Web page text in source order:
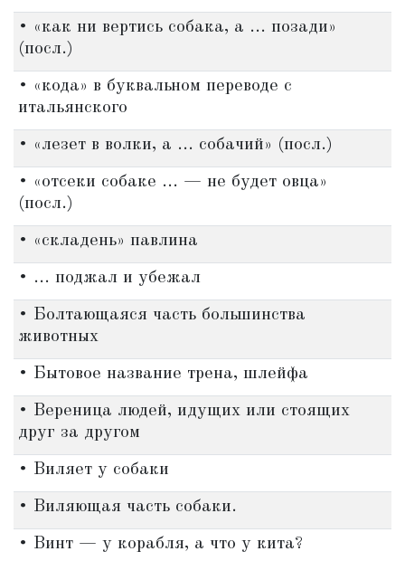
• «как ни вертись собака, а ... позади»
(посл.)
• «кода» в буквальном переводе с
итальянского
• «лезет в волки, а ... собачий» (посл.)
• «отсеки собаке ... — не будет овца»
(посл.)
• «складень» павлина
• ... поджал и убежал
• Болтающаяся часть большинства
животных
• Бытовое название трена, шлейфа
• Вереница людей, идущих или стоящих
друг за другом
• Виляет у собаки
• Виляющая часть собаки.
• Винт — у корабля, а что у кита?